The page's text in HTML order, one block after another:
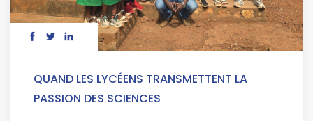
QUAND LES LYCÉENS TRANSMETTENT LA
PASSION DES SCIENCES